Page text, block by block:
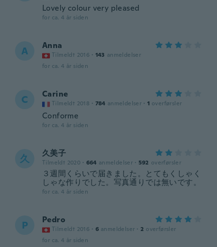
Lovely colour very pleased
for ca. 4 år siden
A Anna
Tilmeldt 2016 · 143 anmeldelser
for ca. 4 år siden
C Carine
Tilmeldt 2018 · 784 anmeldelser · 1 overførsler
Conforme
for ca. 4 år siden
久 久美子
Tilmeldt 2020 · 664 anmeldelser · 592 overførsler
３週間くらいで届きました。とてもくしゃく
しゃな作りでした。写真通りでは無いです。
for ca. 4 år siden
P Pedro
Tilmeldt 2016 · 6 anmeldelser · 2 overførsler
for ca. 4 år siden